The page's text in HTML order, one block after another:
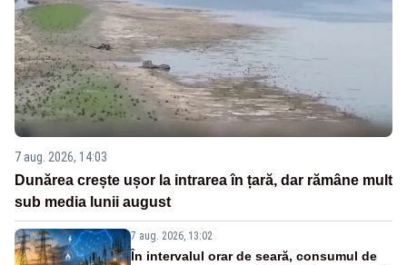
7 aug. 2026, 14:03
Dunărea crește ușor la intrarea în țară, dar rămâne mult
sub media lunii august
7 aug. 2026, 13:02
În intervalul orar de seară, consumul de